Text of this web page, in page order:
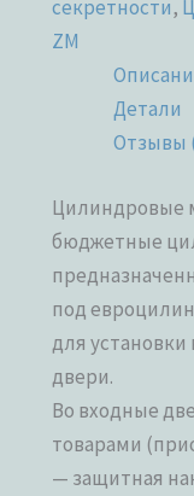
секретности,
ZM
Детали
Отзывы
Цилиндровые
бюджетные
под
для
двери.
Во входные
товарами
— защитная